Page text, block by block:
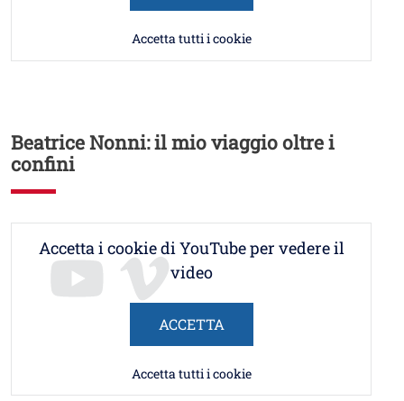
Accetta tutti i cookie
Beatrice Nonni: il mio viaggio oltre i
confini
Accetta i cookie di YouTube per vedere il
video
ACCETTA
Accetta tutti i cookie